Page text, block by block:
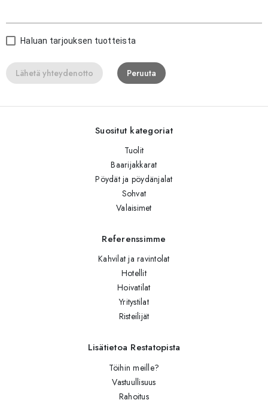
Haluan tarjouksen tuotteista
Lähetä yhteydenotto Peruuta
Suositut kategoriat
Tuolit
Baarijakkarat
Pöydät ja pöydänjalat
Sohvat
Valaisimet
Referenssimme
Kahvilat ja ravintolat
Hotellit
Hoivatilat
Yritystilat
Risteilijät
Lisätietoa Restatopista
Töihin meille?
Vastuullisuus
Rahoitus